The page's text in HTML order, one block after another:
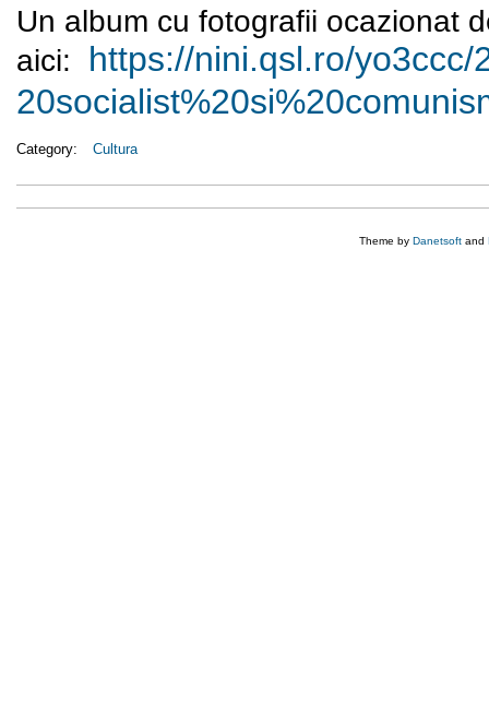
Un album cu fotografii ocazionat
aici: https://nini.qsl.ro/yo3ccc/
Category: Cultura
Theme by Danetsoft and